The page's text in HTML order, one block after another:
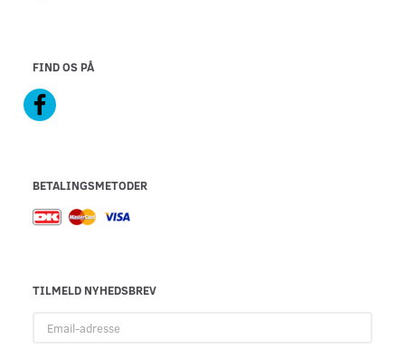
FIND OS PÅ
BETALINGSMETODER
TILMELD NYHEDSBREV
adresse